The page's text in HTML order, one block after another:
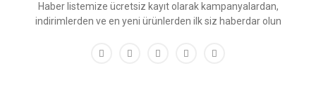
Haber listemize ücretsiz kayıt olarak kampanyalardan,
indirimlerden ve en yeni ürünlerden ilk siz haberdar olun